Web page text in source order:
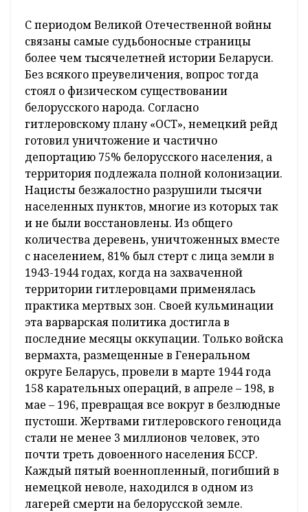
С периодом Великой Отечественной войны
связаны самые судьбоносные страницы
более чем тысячелетней истории Беларуси.
Без всякого преувеличения, вопрос тогда
стоял о физическом существовании
белорусского народа. Согласно
гитлеровскому плану «ОСТ», немецкий рейд
готовил уничтожение и частично
депортацию 75% белорусского населения, а
территория подлежала полной колонизации.
Нацисты безжалостно разрушили тысячи
населенных пунктов, многие из которых так
и не были восстановлены. Из общего
количества деревень, уничтоженных вместе
с населением, 81% был стерт с лица земли в
1943-1944 годах, когда на захваченной
территории гитлеровцами применялась
практика мертвых зон. Своей кульминации
эта варварская политика достигла в
последние месяцы оккупации. Только войска
вермахта, размещенные в Генеральном
округе Беларусь, провели в марте 1944 года
158 карательных операций, в апреле – 198, в
мае – 196, превращая все вокруг в безлюдные
пустоши. Жертвами гитлеровского геноцида
стали не менее 3 миллионов человек, это
почти треть довоенного населения БССР.
Каждый пятый военнопленный, погибший в
немецкой неволе, находился в одном из
лагерей смерти на белорусской земле.